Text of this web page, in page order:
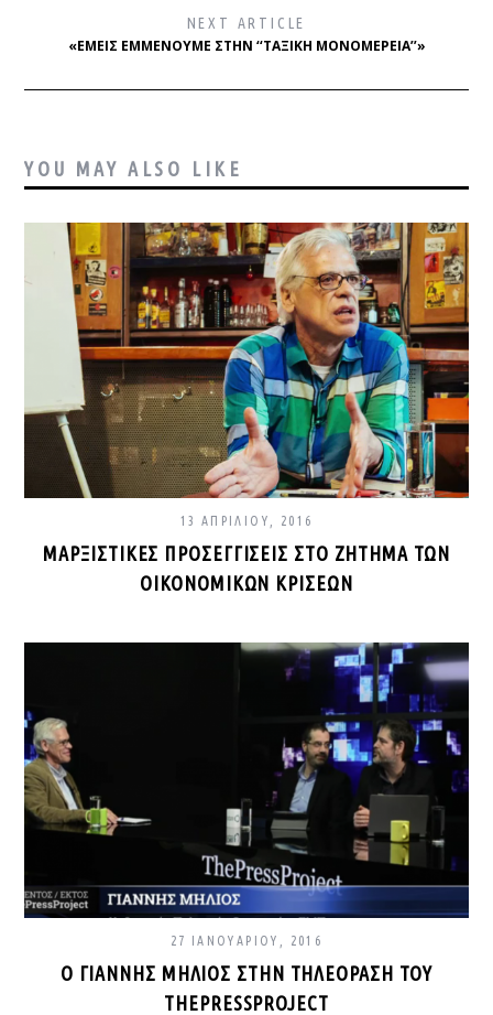
NEXT ARTICLE
«ΕΜΕΊΣ ΕΜΜΈΝΟΥΜΕ ΣΤΗΝ ‘‘ΤΑΞΙΚΉ ΜΟΝΟΜΈΡΕΙΑ’’»
YOU MAY ALSO LIKE
13 ΑΠΡΙΛΊΟΥ, 2016
ΜΑΡΞΙΣΤΙΚΈΣ ΠΡΟΣΕΓΓΊΣΕΙΣ ΣΤΟ ΖΉΤΗΜΑ ΤΩΝ
ΟΙΚΟΝΟΜΙΚΏΝ ΚΡΊΣΕΩΝ
27 ΙΑΝΟΥΑΡΊΟΥ, 2016
Ο ΓΙΆΝΝΗΣ ΜΗΛΙΌΣ ΣΤΗΝ ΤΗΛΕΌΡΑΣΗ ΤΟΥ
THEPRESSPROJECT